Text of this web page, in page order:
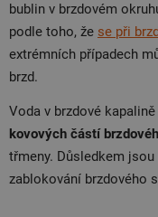
bublin v brzdovém
podle toho, že se při
extrémních případech
brzd.
Voda v brzdové
kovových částí
třmeny. Důsledkem
zablokování brzdového